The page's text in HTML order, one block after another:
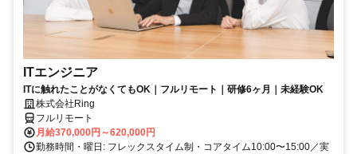
ITエンジニア
ITに触れたことがなくてもOK｜フルリモート｜研修6ヶ月｜未経験OK
株式会社Ring
フルリモート
月給370,000円～620,000円
勤務時間・曜日: フレックスタイム制・コアタイム10:00〜15:00／実